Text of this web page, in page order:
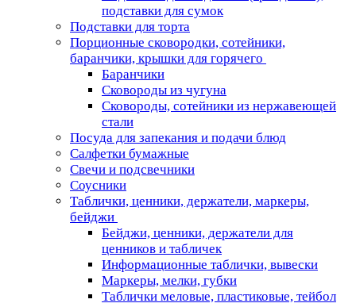
подставки для сумок
Подставки для торта
Порционные сковородки, сотейники,
баранчики, крышки для горячего
Баранчики
Сковороды из чугуна
Сковороды, сотейники из нержавеющей
стали
Посуда для запекания и подачи блюд
Салфетки бумажные
Свечи и подсвечники
Соусники
Таблички, ценники, держатели, маркеры,
бейджи
Бейджи, ценники, держатели для
ценников и табличек
Информационные таблички, вывески
Маркеры, мелки, губки
Таблички меловые, пластиковые, тейбол